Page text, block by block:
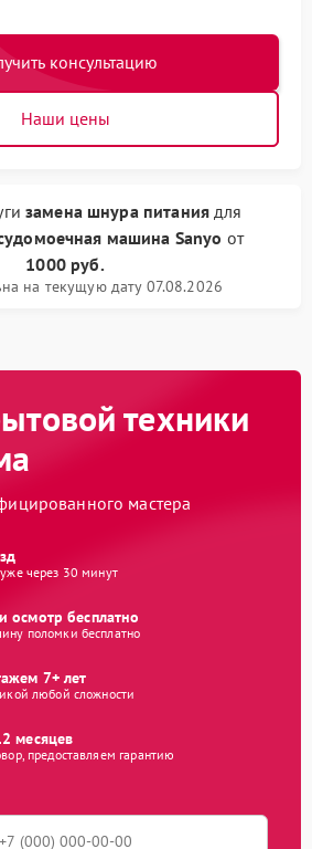
консультацию
Наши цены
замена шнура питаниядля
машина Sanyo от
1000 руб.
на текущую дату 07.08.2026
техники
мастера
через 30 минут
осмотр бесплатно
поломки бесплатно
7+ лет
любой сложности
месяцев
предоставляем гарантию